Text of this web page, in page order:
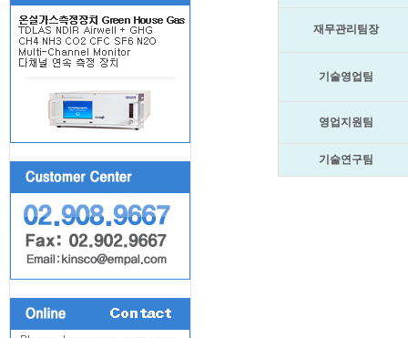
재무관리팀장
기술영업팀
영업지원팀
기술연구팀